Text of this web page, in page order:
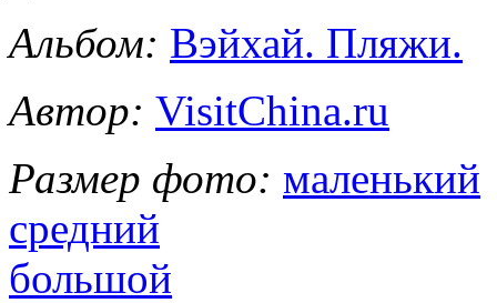
Альбом: Вэйхай. Пляжи.
Автор: VisitChina.ru
Размер фото: маленький
средний
большой